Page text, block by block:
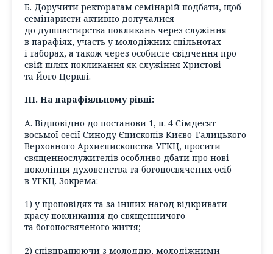
Б. Доручити ректоратам семінарій подбати, щоб
семінаристи активно долучалися
до душпастирства покликань через служіння
в парафіях, участь у молодіжних спільнотах
і таборах, а також через особисте свідчення про
свій шлях покликання як служіння Христові
та Його Церкві.
ІІІ. На парафіяльному рівні:
А. Відповідно до постанови 1, п. 4 Сімдесят
восьмої сесії Синоду Єпископів Києво-Галицького
Верховного Архиєпископства УГКЦ, просити
священнослужителів особливо дбати про нові
покоління духовенства та богопосвячених осіб
в УГКЦ. Зокрема:
1) у проповідях та за інших нагод відкривати
красу покликання до священничого
та богопосвяченого життя;
2) співпрацюючи з молоддю, молодіжними